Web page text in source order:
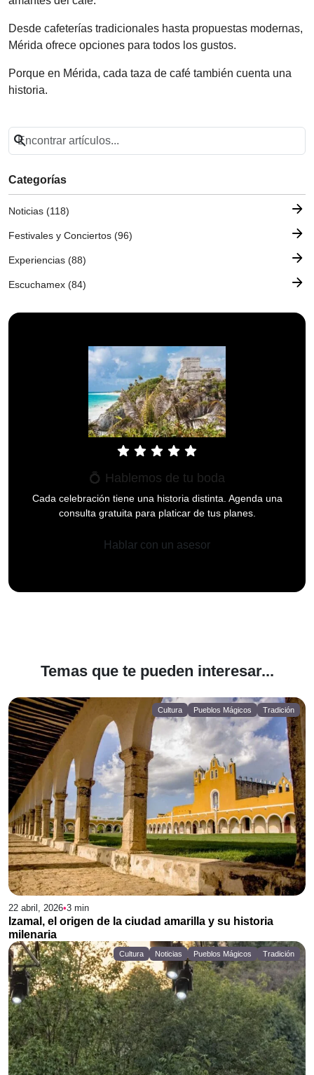
Desde cafeterías tradicionales hasta propuestas modernas,
Mérida ofrece opciones para todos los gustos.
Porque en Mérida, cada taza de café también cuenta una
historia.
search
Categorías
Noticias (118) arrow_forward
Festivales y Conciertos (96) arrow_forward
Experiencias (88) arrow_forward
Escuchamex (84) arrow_forward
star star star star star
💍 Hablemos de tu boda
Cada celebración tiene una historia distinta. Agenda una
consulta gratuita para platicar de tus planes.
Hablar con un asesor
Temas que te pueden interesar...
Cultura Pueblos Mágicos Tradición
22 abril, 2026•3 min
Izamal, el origen de la ciudad amarilla y su historia
milenaria
Cultura Noticias Pueblos Mágicos Tradición